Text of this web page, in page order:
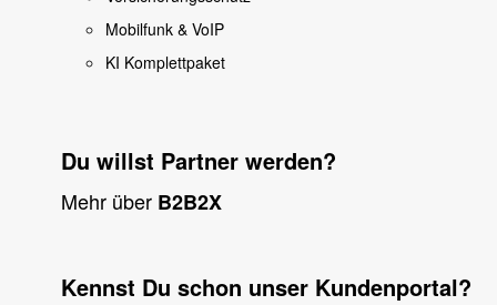
Mobilfunk & VoIP
KI Komplettpaket
Du willst Partner werden?
Mehr über B2B2X
Kennst Du schon unser Kundenportal?